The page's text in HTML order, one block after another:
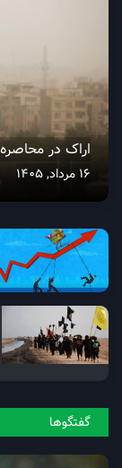
اراک در
16 مرداد, 1405
گفتگو‌ها